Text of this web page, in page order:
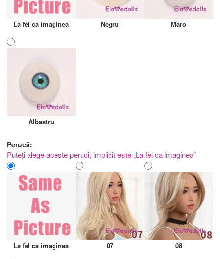
La fel ca imaginea Negru Maro
Albastru
Perucă:
Puteți alege aceste peruci, implicit este „La fel ca imaginea”
La fel ca imaginea 07 08